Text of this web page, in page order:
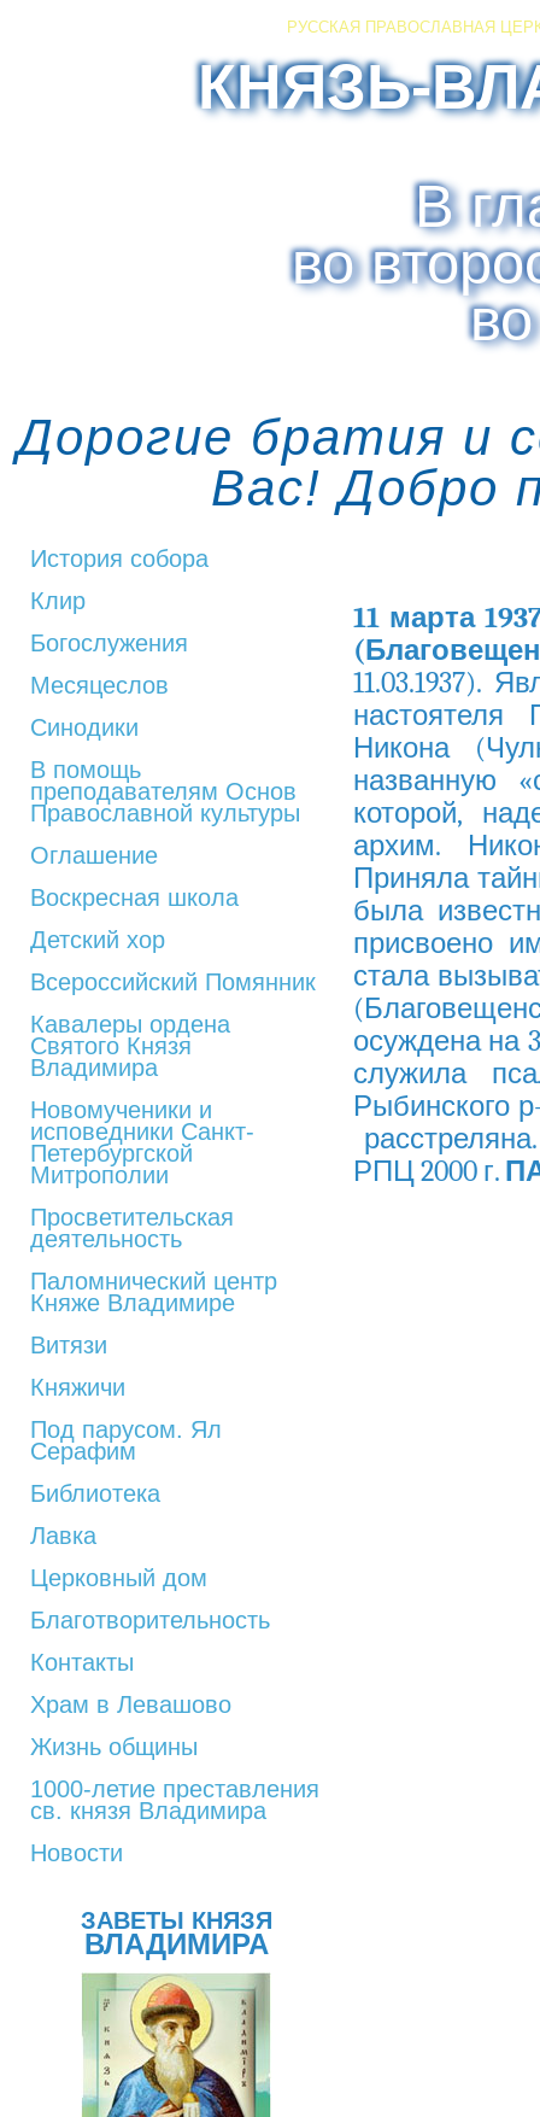
РУССКАЯ ПРАВОСЛАВНАЯ
КНЯЗЬ-
В
во
Дорогие братия и
Вас! Добро
История собора
Клир
Богослужения
Месяцеслов
Синодики
В помощь
преподавателям Основ
Православной культуры
Оглашение
Воскресная школа
Детский хор
Всероссийский Помянник
Кавалеры ордена
Святого Князя
Владимира
Новомученики и
исповедники Санкт-
Петербургской
Митрополии
Просветительская
деятельность
Паломнический центр
Княже Владимире
Витязи
Княжичи
Под парусом. Ял
Серафим
Библиотека
Лавка
Церковный дом
Благотворительность
Контакты
Храм в Левашово
Жизнь общины
1000-летие преставления
св. князя Владимира
Новости
ЗАВЕТЫ КНЯЗЯ
ВЛАДИМИРА
11 марта
11.03.1937).
настоятеля
Никона
названную
которой,
архим.
Приняла
была
присвоено
стала
осуждена на
служила
Рыбинского
РПЦ 2000 г.